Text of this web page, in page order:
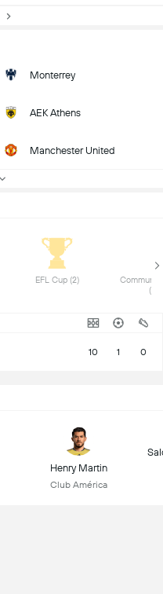
Monterrey
AEK Athens
Manchester United
EFL Cup (2)
10 1 0
Henry Martin
Club América